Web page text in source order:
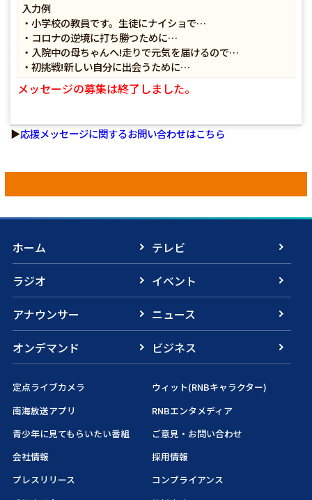
入力例
・小学校の教員です。生徒にナイショで…
・コロナの逆境に打ち勝つために…
・入院中の母ちゃんへ!走りで元気を届けるので…
・初挑戦!新しい自分に出会うために…
メッセージの募集は終了しました。
▶応援メッセージに関するお問い合わせはこちら
ホーム
テレビ
ラジオ
イベント
アナウンサー
ニュース
オンデマンド
ビジネス
定点ライブカメラ
ウィット(RNBキャラクター)
南海放送アプリ
RNBエンタメディア
青少年に見てもらいたい番組
ご意見・お問い合わせ
会社情報
採用情報
プレスリリース
コンプライアンス